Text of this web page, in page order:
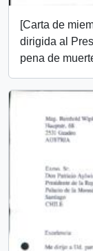
[Carta de
dirigida al
pena de